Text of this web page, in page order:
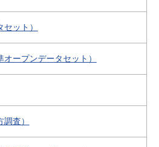
ット）
ープンデータセット）
査）